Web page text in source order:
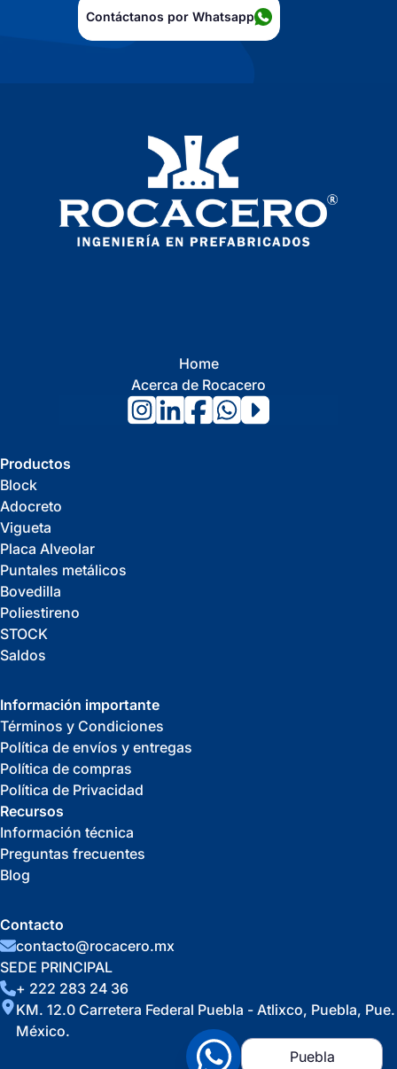
Puebla
Contáctanos por Whatsapp
Home
Acerca de Rocacero
Productos
Block
Adocreto
Vigueta
Placa Alveolar
Puntales metálicos
Bovedilla
Poliestireno
STOCK
Saldos
Información importante
Términos y Condiciones
Política de envíos y entregas
Política de compras
Política de Privacidad
Recursos
Información técnica
Preguntas frecuentes
Blog
Contacto
contacto@rocacero.mx
SEDE PRINCIPAL
+ 222 283 24 36
KM. 12.0 Carretera Federal Puebla - Atlixco, Puebla, Pue.
México.